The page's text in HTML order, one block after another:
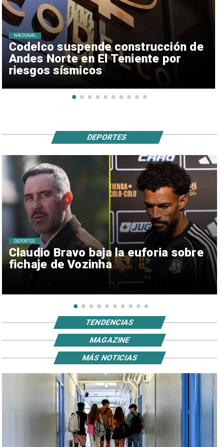
Codelco suspende construcción de
Andes Norte en El Teniente por
riesgos sísmicos
NACIONAL
Claudio Bravo baja la euforia sobre
fichaje de Vozinha
DEPORTES
DEPORTES
TENDENCIAS
MAGAZINE
MÁS NOTICIAS